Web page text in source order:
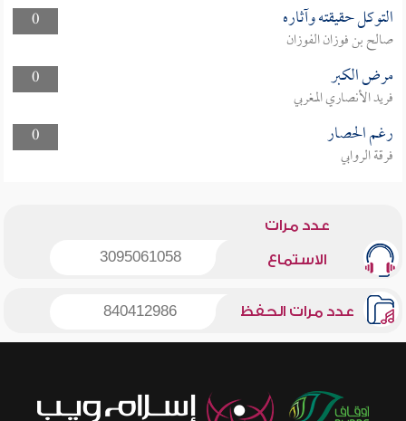
0
التوكل حقيقته وآثاره
صالح بن فوزان الفوزان
0
مرض الكبر
فريد الأنصاري المغربي
0
رغم الحصار
فرقة الروابي
عدد مرات
الاستماع 3095061058
عدد مرات الحفظ 840412986